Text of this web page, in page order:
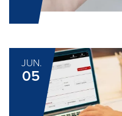
JUN.
05